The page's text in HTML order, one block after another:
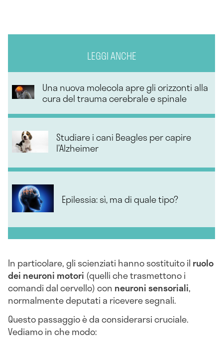
LEGGI ANCHE
Una nuova molecola apre gli orizzonti alla
cura del trauma cerebrale e spinale
Studiare i cani Beagles per capire
l’Alzheimer
Epilessia: sì, ma di quale tipo?
In particolare, gli scienziati hanno sostituito il ruolo
dei neuroni motori (quelli che trasmettono i
comandi dal cervello) con neuroni sensoriali,
normalmente deputati a ricevere segnali.
Questo passaggio è da considerarsi cruciale.
Vediamo in che modo: